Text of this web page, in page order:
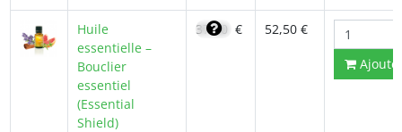
Huile
essentielle –
Bouclier
essentiel
(Essential
Shield)
37,50 € 52,50 €